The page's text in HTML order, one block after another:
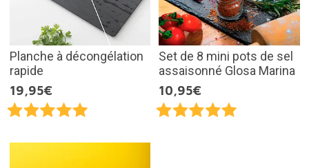
Planche à décongélation
rapide
19,95€
Set de 8 mini pots de sel
assaisonné Glosa Marina
10,95€